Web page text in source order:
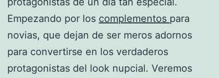
Empezando por los complementos para
novias, que dejan de ser meros adornos
para convertirse en los verdaderos
protagonistas del look nupcial. Veremos